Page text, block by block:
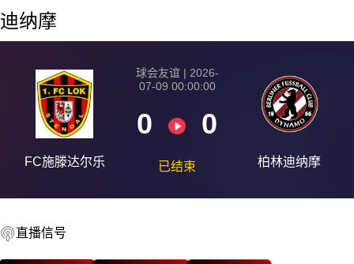
迪纳摩
FC施滕达尔乐
球会友谊 | 2026-
07-09 00:00:00
0 0
已结束 柏林迪纳摩
直播信号
2026-08-15 【球会友谊】 FC施滕达尔乐VS柏林迪纳摩